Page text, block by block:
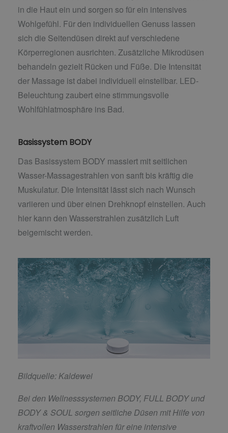
in die Haut ein und sorgen so für ein intensives
Wohlgefühl. Für den individuellen Genuss lassen
sich die Seitendüsen direkt auf verschiedene
Körperregionen ausrichten. Zusätzliche Mikrodüsen
behandeln gezielt Rücken und Füße. Die Intensität
der Massage ist dabei individuell einstellbar. LED-
Beleuchtung zaubert eine stimmungsvolle
Wohlfühlatmosphäre ins Bad.
Basissystem BODY
Das Basissystem BODY massiert mit seitlichen
Wasser-Massagestrahlen von sanft bis kräftig die
Muskulatur. Die Intensität lässt sich nach Wunsch
variieren und über einen Drehknopf einstellen. Auch
hier kann den Wasserstrahlen zusätzlich Luft
beigemischt werden.
Bildquelle: Kaldewei
Bei den Wellnesssystemen BODY, FULL BODY und
BODY & SOUL sorgen seitliche Düsen mit Hilfe von
kraftvollen Wasserstrahlen für eine intensive